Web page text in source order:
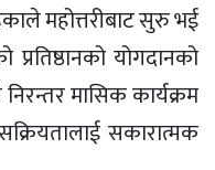
महोत्तरीबाट सुरु भई
योगदानको
मासिक कार्यक्रम
सकारात्मक